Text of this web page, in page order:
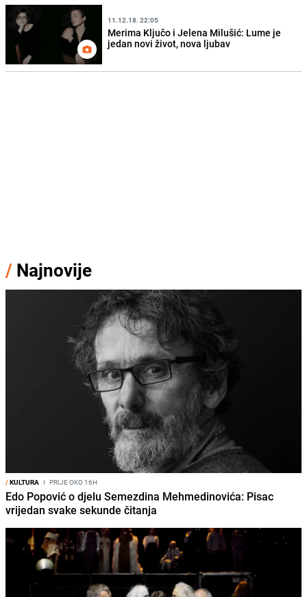
11.12.18. 22:05
Merima Ključo i Jelena Milušić: Lume je
jedan novi život, nova ljubav
/ Najnovije
/KULTURA I PRIJE OKO 16H
Edo Popović o djelu Semezdina Mehmedinovića: Pisac
vrijedan svake sekunde čitanja